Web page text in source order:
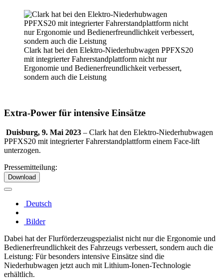
Clark hat bei den Elektro-Niederhubwagen PPFXS20
mit integrierter Fahrerstandplattform nicht nur
Ergonomie und Bedienerfreundlichkeit verbessert,
sondern auch die Leistung
Extra-Power für intensive Einsätze
Duisburg, 9. Mai 2023 – Clark hat den Elektro-Niederhubwagen
PPFXS20 mit integrierter Fahrerstandplattform einem Face-lift
unterzogen.
Pressemitteilung:
Download
Deutsch
Bilder
Dabei hat der Flurförderzeugspezialist nicht nur die Ergonomie und
Bedienerfreundlichkeit des Fahrzeugs verbessert, sondern auch die
Leistung: Für besonders intensive Einsätze sind die
Niederhubwagen jetzt auch mit Lithium-Ionen-Technologie
erhältlich.